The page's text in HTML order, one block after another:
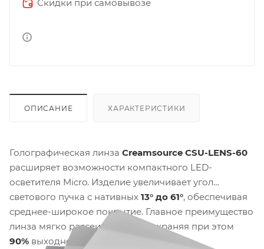
Скидки при самовывозе
ОПИСАНИЕ ХАРАКТЕРИСТИКИ
Голографическая линза Creamsource CSU-LENS-60
расширяет возможности компактного LED-
осветителя Micro. Изделие увеличивает угол
светового пучка с нативных 13° до 61°, обеспечивая
среднее-широкое покрытие. Главное преимущество
линза мягко рассеивает свет, сохраняя при этом
90% выходной мощности прибора, что